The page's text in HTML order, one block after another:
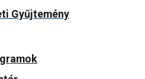
Gyűjtemény